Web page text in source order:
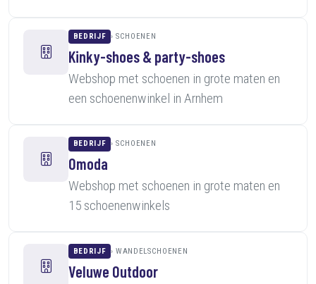
BEDRIJF SCHOENEN
Kinky-shoes & party-shoes
Webshop met schoenen in grote maten en
een schoenenwinkel in Arnhem
BEDRIJF SCHOENEN
Omoda
Webshop met schoenen in grote maten en
15 schoenenwinkels
BEDRIJF WANDELSCHOENEN
Veluwe Outdoor